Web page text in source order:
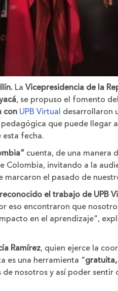
La Vicepresidencia de la
, se propuso el fomento
con UPB Virtual desarrollaron
que puede llegar
fecha.
cuenta, de una manera
Colombia, invitando a la
el pasado de
el trabajo de UPB
eso encontraron que
en el aprendizaje”,
Ramírez, quien ejerce la
es una herramienta “
de nosotros y así poder